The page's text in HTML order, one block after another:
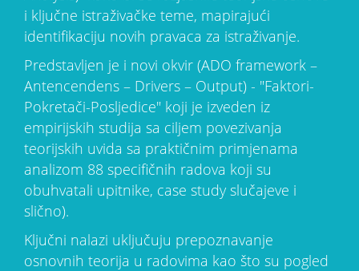
i ključne istraživačke teme, mapirajući
identifikaciju novih pravaca za istraživanje.
Predstavljen je i novi okvir (ADO framework –
Antencendens – Drivers – Output) - "Faktori-
Pokretači-Posljedice" koji je izveden iz
empirijskih studija sa ciljem povezivanja
teorijskih uvida sa praktičnim primjenama
analizom 88 specifičnih radova koji su
obuhvatali upitnike, case study slučajeve i
slično).
Ključni nalazi uključuju prepoznavanje
osnovnih teorija u radovima kao što su pogled